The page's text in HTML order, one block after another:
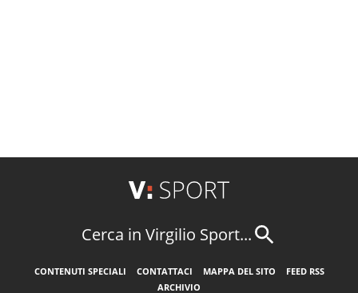
Cerca in Virgilio Sport...
CONTENUTI SPECIALI CONTATTACI MAPPA DEL SITO
FEED RSS
ARCHIVIO